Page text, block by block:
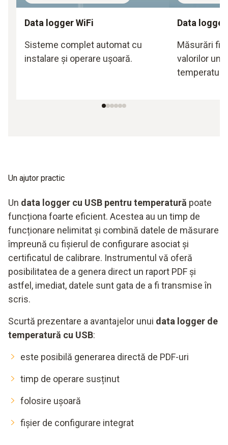
Data logger WiFi
Sisteme complet automat cu
instalare și operare ușoară.
Data
Măsurări
valorilor
Un ajutor practic
Un data logger cu USB pentru temperatură poate
funcționa foarte eficient. Acestea au un timp de
funcționare nelimitat și combină datele de măsurare
împreună cu fișierul de configurare asociat și
certificatul de calibrare. Instrumentul vă oferă
posibilitatea de a genera direct un raport PDF și
astfel, imediat, datele sunt gata de a fi transmise în
scris.
Scurtă prezentare a avantajelor unui data logger de
temperatură cu USB:
este posibilă generarea directă de PDF-uri
timp de operare susținut
folosire ușoară
fișier de configurare integrat